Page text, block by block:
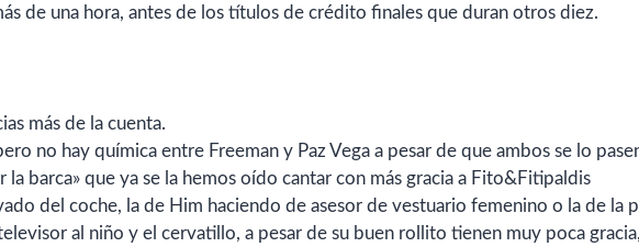
de una hora, antes de los títulos de crédito finales que duran otros diez.
más de la cuenta.
no hay química entre Freeman y Paz Vega a pesar de que ambos se lo
la barca» que ya se la hemos oído cantar con más gracia a Fito&Fitipaldis
del coche, la de Him haciendo de asesor de vestuario femenino o la de la
al niño y el cervatillo, a pesar de su buen rollito tienen muy poca